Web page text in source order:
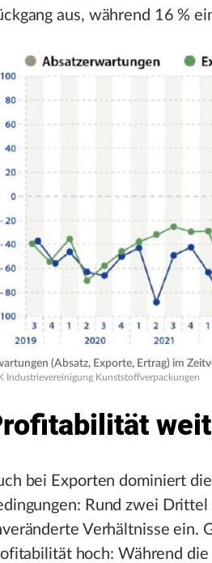
aus, während 16 %
(Absatz, Exporte, Ertrag) im
Industrievereinigung Kunststoffverpackungen
bei Exporten dominiert
Rund zwei
Verhältnisse ein.
hoch: Während